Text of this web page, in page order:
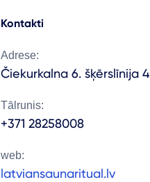
Kontakti
Adrese:
Čiekurkalna 6. šķērslīnija 4
Tālrunis:
+371 28258008
web:
latviansaunaritual.lv